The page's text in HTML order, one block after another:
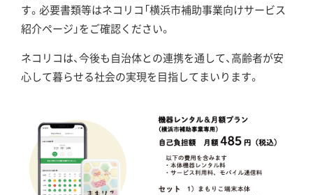
す。必要書類等はネコリコ「横浜市補助事業向けサービス
紹介ページ」をご確認ください。
ネコリコは、今後も自治体との連携を通して、高齢者が安
心して暮らせる社会の実現を目指してまいります。